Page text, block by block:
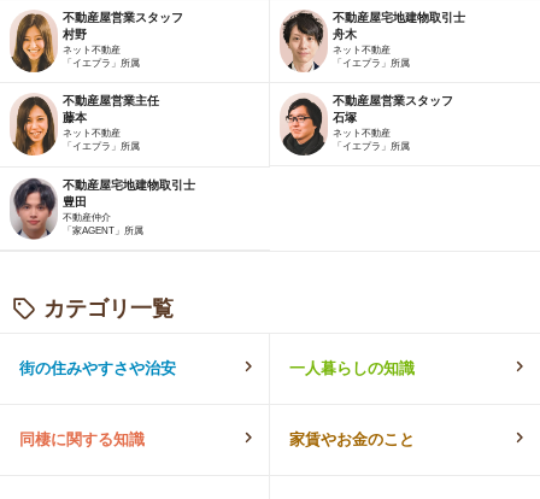
不動産屋営業スタッフ
村野
ネット不動産
「イエプラ」所属
不動産屋宅地建物取引士
舟木
ネット不動産
「イエプラ」所属
不動産屋営業主任
藤本
ネット不動産
「イエプラ」所属
不動産屋営業スタッフ
石塚
ネット不動産
「イエプラ」所属
不動産屋宅地建物取引士
豊田
不動産仲介
「家AGENT」所属
カテゴリ一覧
街の住みやすさや治安 一人暮らしの知識
同棲に関する知識 家賃やお金のこと